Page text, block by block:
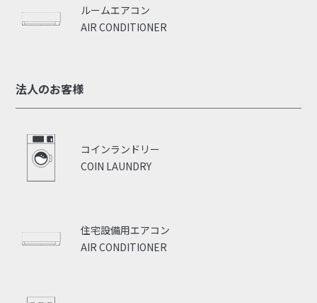
AIR CONDITIONER
ルームエアコン
法人のお客様
COIN LAUNDRY
コインランドリー
AIR CONDITIONER
住宅設備用エアコン